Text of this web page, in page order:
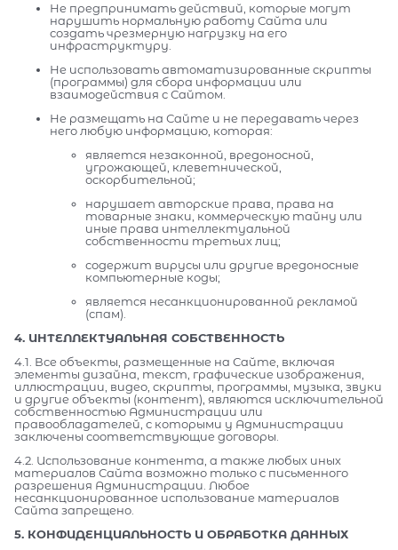
Не предпринимать действий, которые могут
нарушить нормальную работу Сайта или
создать чрезмерную нагрузку на его
инфраструктуру.
Не использовать автоматизированные скрипты
(программы) для сбора информации или
взаимодействия с Сайтом.
Не размещать на Сайте и не передавать через
него любую информацию, которая:
является незаконной, вредоносной,
угрожающей, клеветнической,
оскорбительной;
нарушает авторские права, права на
товарные знаки, коммерческую тайну или
иные права интеллектуальной
собственности третьих лиц;
содержит вирусы или другие вредоносные
компьютерные коды;
является несанкционированной рекламой
(спам).
4. ИНТЕЛЛЕКТУАЛЬНАЯ СОБСТВЕННОСТЬ
4.1. Все объекты, размещенные на Сайте, включая
элементы дизайна, текст, графические изображения,
иллюстрации, видео, скрипты, программы, музыка, звуки
и другие объекты (контент), являются исключительной
собственностью Администрации или
правообладателей, с которыми у Администрации
заключены соответствующие договоры.
4.2. Использование контента, а также любых иных
материалов Сайта возможно только с письменного
разрешения Администрации. Любое
несанкционированное использование материалов
Сайта запрещено.
5. КОНФИДЕНЦИАЛЬНОСТЬ И ОБРАБОТКА ДАННЫХ